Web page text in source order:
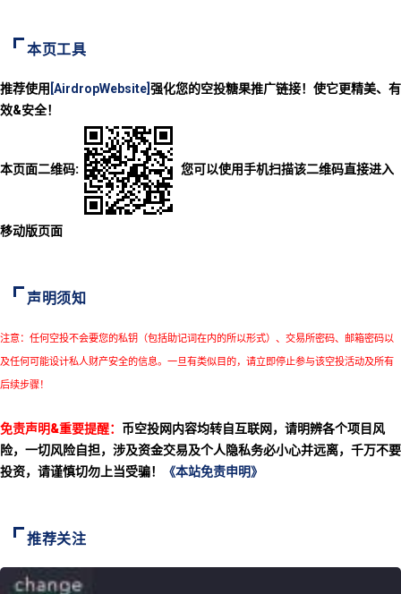
本页工具
推荐使用 [AirdropWebsite] 强化您的空投糖果推广链接！使它更精美、有
效&安全！
本页面二维码: 您可以使用手机扫描该二维码直接进入
移动版页面
声明须知
注意：任何空投不会要您的私钥（包括助记词在内的所以形式）、交易所密码、邮箱密码以
及任何可能设计私人财产安全的信息。一旦有类似目的，请立即停止参与该空投活动及所有
后续步骤！
免责声明&重要提醒： 币空投网内容均转自互联网，请明辨各个项目风
险，一切风险自担，涉及资金交易及个人隐私务必小心并远离，千万不要
投资，请谨慎切勿上当受骗！
《本站免责申明》
推荐关注